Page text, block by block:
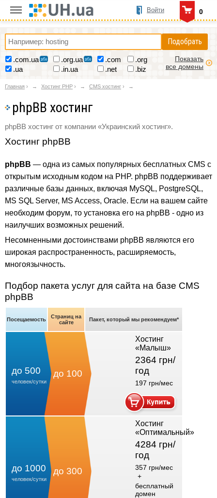
0
Войти
Подобрать
.com.ua .org.ua .com
.org
.ua
.in.ua .net .biz
Показать
все домены
Главная › Хостинг PHP › CMS хостинг ›
phpBB хостинг
phpBB хостинг от компании «Украинский хостинг».
Хостинг phpBB
phpBB — одна из самых популярных бесплатных CMS с
открытым исходным кодом на PHP. phpBB поддерживает
различные базы данных, включая MySQL, PostgreSQL,
MS SQL Server, MS Access, Oracle. Если на вашем сайте
необходим форум, то установка его на phpBB - одно из
наилучших возможных решений.
Несомненными достоинствами phpBB являются его
широкая распространенность, расширяемость,
многоязычность.
Подбор пакета услуг для сайта на базе CMS
phpBB
Посещаемость
Страниц на
сайте
Пакет, который мы рекомендуем*
до 500
человек/сутки
до 100
Хостинг
«Малыш»
2364 грн/
год
197 грн/мес
до 1000
человек/сутки
до 300
Хостинг
«Оптимальный»
4284 грн/
год
357 грн/мес
+
бесплатный
домен